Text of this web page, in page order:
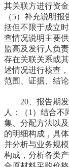
其关联方进行资
（5）补充说明
括但不限于成立
查情况说明主要
监高及发行人负
存在关联关系或
述情况进行核查
范围、证据、结
20、报告期发
人：（1）结合
集、分配方法以
的明细构成，具
并分析与业务规
构成，分析各类